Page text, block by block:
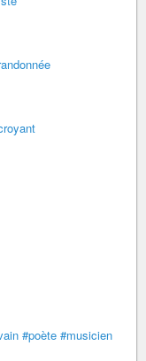
#poète #musicien